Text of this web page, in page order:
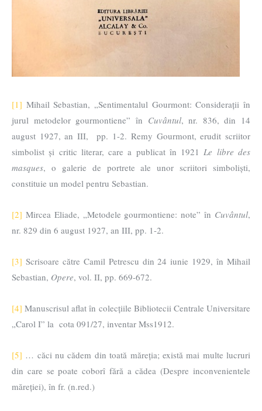
[1] Mihail Sebastian, „Sentimentalul Gourmont: Considerații în
jurul metodelor gourmontiene” în Cuvântul, nr. 836, din 14
august 1927, an III, pp. 1-2. Remy Gourmont, erudit scriitor
simbolist și critic literar, care a publicat în 1921Le libre des
masques, o galerie de portrete ale unor scriitori simboliști,
constituie un model pentru Sebastian.
[2] Mircea Eliade, „Metodele gourmontiene: note” în Cuvântul,
nr. 829 din 6 august 1927, an III, pp. 1-2.
[3] Scrisoare către Camil Petrescu din 24 iunie 1929, în Mihail
Sebastian, Opere, vol. II, pp. 669-672.
[4] Manuscrisul aflat în colecțiile Bibliotecii Centrale Universitare
„Carol I” la cota 091/27, inventar Mss1912.
[5] … căci nu cădem din toată măreția; există mai multe lucruri
din care se poate coborî fără a cădea (Despre inconvenientele
măreției), în fr. (n.red.)